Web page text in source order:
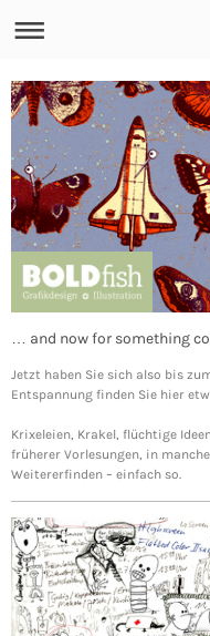
… and now for something
Jetzt haben Sie sich also bis
Entspannung finden Sie hier
Krixeleien, Krakel, flüchtige
früherer Vorlesungen, in
Weitererfinden – einfach so.